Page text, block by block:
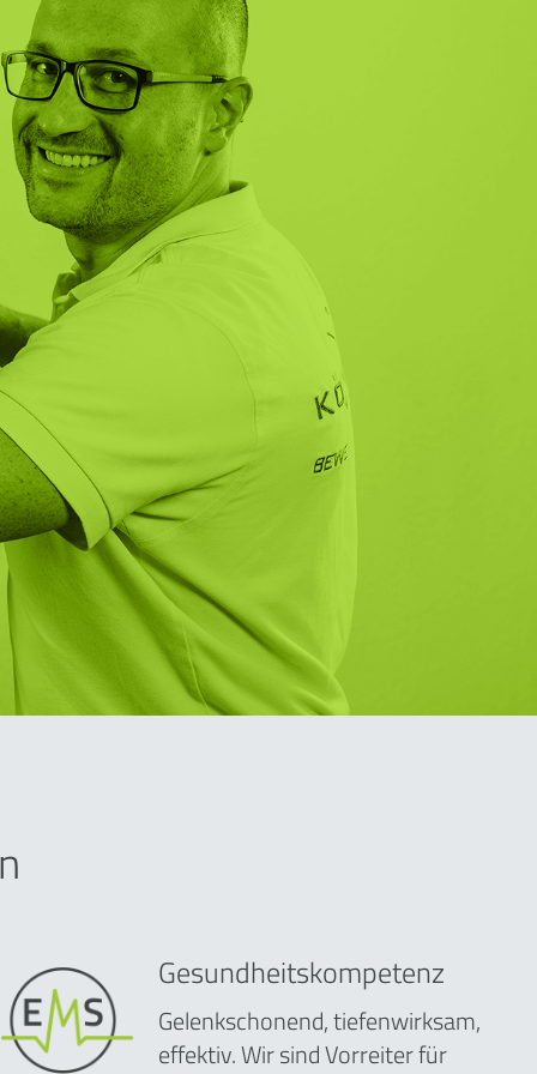
Gesundheitskompetenz
Gelenkschonend, tiefenwirksam,
effektiv. Wir sind Vorreiter für